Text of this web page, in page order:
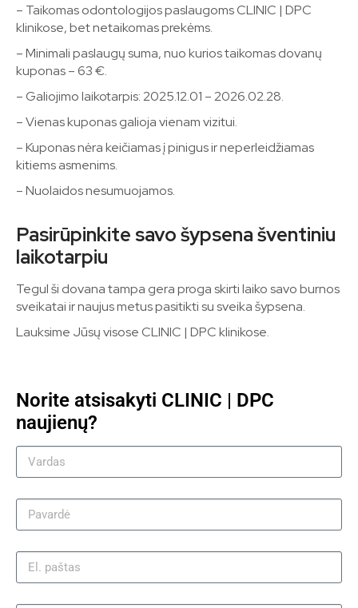
– Taikomas odontologijos paslaugoms CLINIC | DPC
klinikose, bet netaikomas prekėms.
– Minimali paslaugų suma, nuo kurios taikomas dovanų
kuponas – 63 €.
– Galiojimo laikotarpis: 2025.12.01 – 2026.02.28.
– Vienas kuponas galioja vienam vizitui.
– Kuponas nėra keičiamas į pinigus ir neperleidžiamas
kitiems asmenims.
– Nuolaidos nesumuojamos.
Pasirūpinkite savo šypsena šventiniu
laikotarpiu
Tegul ši dovana tampa gera proga skirti laiko savo burnos
sveikatai ir naujus metus pasitikti su sveika šypsena.
Lauksime Jūsų visose CLINIC | DPC klinikose.
Norite atsisakyti CLINIC | DPC
naujienų?